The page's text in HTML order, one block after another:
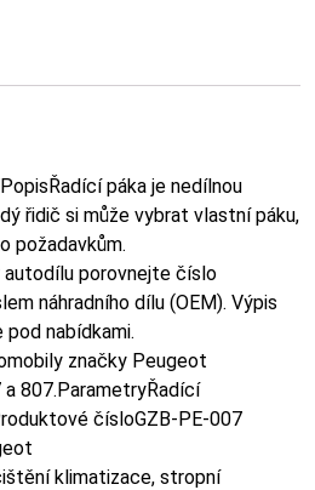
páka je nedílnou
řidič si může vybrat vlastní páku,
požadavkům.
porovnejte číslo
náhradního dílu (OEM). Výpis
nabídkami.
značky Peugeot
807.ParametryŘadící
čísloGZB-PE-007
klimatizace, stropní